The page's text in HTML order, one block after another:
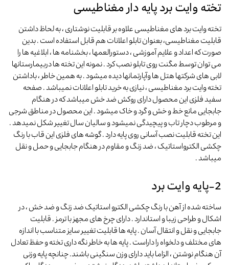
تخته وایت برد پایه دار مغناطیسی
تخته وایت برد های مغناطیسی علاوه بر قابلیت نوشتاری ، به لحاظ داشتن
قابلیت مغناطیسی، بعنوان تابلو اعلانات هم قابل استفاده است . بدین
صورت که اعداد و علایم آموزشی ، دستورالعمها ، بخشنامه ها ، ابلاغیه ها را
می توان توسط مگنت روی تابلو نصب کرد . نمونه این تخته ها دربیمارستانها
لابی های شرکتها هتل ها وآپارتمانها دیده میشود . به همین خاطر ، باداشتن
تخته وایت برد مغناطیسی ، نیازی به خرید تابلو اعلانات نمیباشد . صفحه
سفید فلزی این محصول دارای روکش ضد خش میباشد که در هنگام
جابجایی مانع خط و خش و گرد و خاک میشود . این محصول در مناطق شرجی
و مرطوب دچار تاب و پیچیدگی نمیشود و سالیان سال تغییر شکل نمیدهد .
این تخته قابلیت نصب آسانی روی پایه دارد . گوشه های فلزی این قاب با رنگ
چکشی الکترواستاتیک ، ضد زنگ و مقاوم در هنگام جابجایی و حمل و نقل
میباشد .
2-پایه وایت برد
ساخته شده از آهن با رنگ چکشی الکترو استاتیک ضد زنگ و ضد خش ، در
اشکال و طراحی زیبا و استاندارد . دارای چرخ های مجهز با ترمز . قابلیت
جابجایی و نقل و انتقال آسان . پایه ها قابلیت تغییر سایز متناسب با اندازه
های مختلف و دلخواه را داراست . پایه ها به خاطر نگه داری تخته و حفظ تعادل
آن هنگام نوشتن ، الزاما باید دارای وزن سنگینی باشند. چنانچه پایه وزنی